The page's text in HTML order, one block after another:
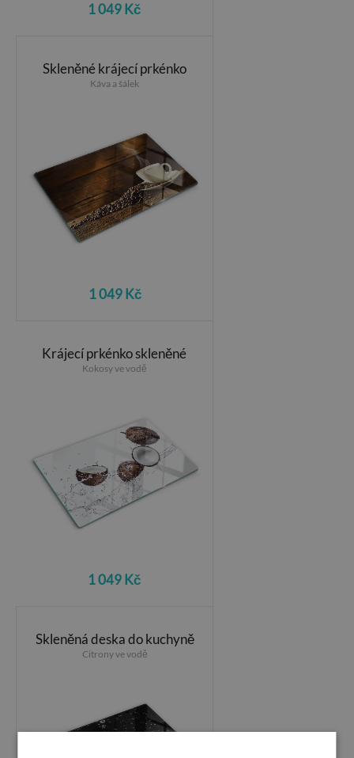
1 049 Kč
Skleněné krájecí prkénko
Káva a šálek
1 049 Kč
Krájecí prkénko skleněné
Kokosy ve vodě
1 049 Kč
Skleněná deska do kuchyně
Citrony ve vodě